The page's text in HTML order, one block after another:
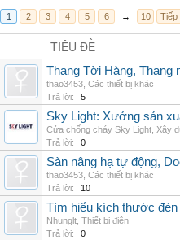
1 2 3 4 5 6 → 10 Tiếp
TIÊU ĐỀ
Thang Tời Hàng, Thang
thao3453 Các thiết bị khác
Trả lời:
5
Sky Light: Xưởng sản
Cửa chống cháy Sky Light Xây
Trả lời:
0
Sàn nâng hạ tự động,
thao3453 Các thiết bị khác
Trả lời:
10
Tìm hiểu kích thước đèn
Nhunglt Thiết bị điện
Trả lời:
0